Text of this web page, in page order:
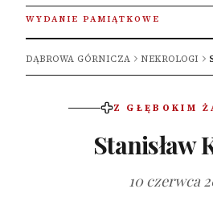
WYDANIE PAMIĄTKOWE
DĄBROWA GÓRNICZA NEKROLOGI
Z GŁĘBOKIM
Stanisław
10 czerwca